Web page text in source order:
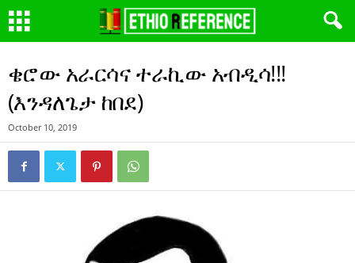
ቄሮው አራርሳና ተራኪው አብዲሳ!!!
(እንዳለጌታ ከበደ)
October 10, 2019